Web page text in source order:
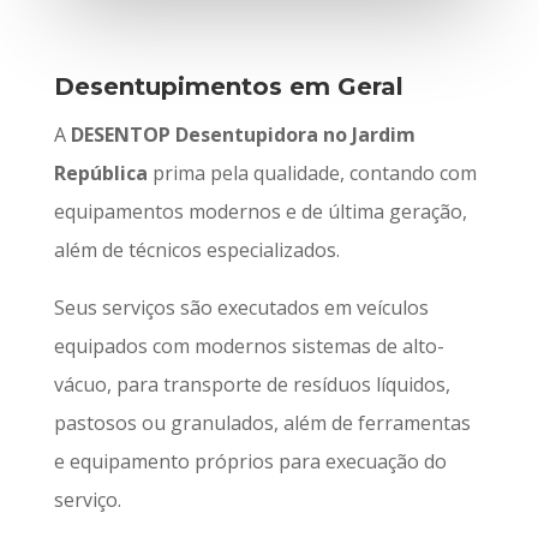
Desentupimentos em Geral
A DESENTOP Desentupidora no Jardim
República prima pela qualidade, contando com
equipamentos modernos e de última geração,
além de técnicos especializados.
Seus serviços são executados em veículos
equipados com modernos sistemas de alto-
vácuo, para transporte de resíduos líquidos,
pastosos ou granulados, além de ferramentas
e equipamento próprios para execuação do
serviço.